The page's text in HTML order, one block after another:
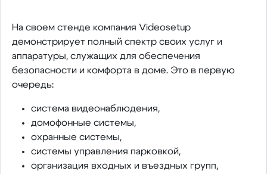
На своем стенде компания Videosetup
демонстрирует полный спектр своих услуг и
аппаратуры, служащих для обеспечения
безопасности и комфорта в доме. Это в первую
очередь:
система видеонаблюдения,
домофонные системы,
охранные системы,
системы управления парковкой,
организация входных и въездных групп,